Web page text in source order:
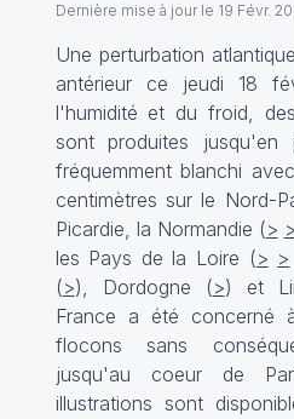
Dernière mise à jour le 19 Févr.
Une perturbation
antérieur ce jeudi 18
l'humidité et du froid,
sont produites
fréquemment blanchi
centimètres sur le Nord-
Picardie, la Normandie (> >
les Pays de la Loire (> >
(>), Dordogne (>) et
France a été concerné
flocons sans
jusqu'au coeur de
illustrations sont